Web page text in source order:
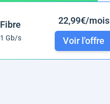
Fibre
1 Gb/s
22,99€/mois
Voir l'offre